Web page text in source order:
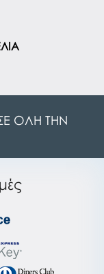
ΟΛΗ ΤΗΝ